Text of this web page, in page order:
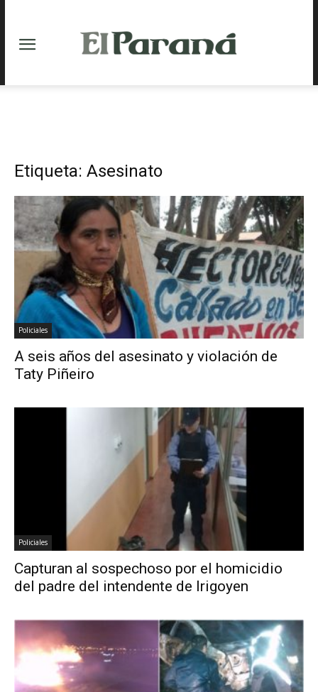
Etiqueta: Asesinato
Policiales
A seis años del asesinato y violación de
Taty Piñeiro
Policiales
Capturan al sospechoso por el homicidio
del padre del intendente de Irigoyen